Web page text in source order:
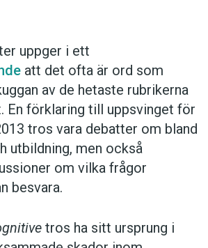
uppger i ett
att det ofta är ord som
av de hetaste rubrikerna
En förklaring till uppsvinget för
tros vara debatter om bland
utbildning, men också
om vilka frågor
besvara.
tros ha sitt ursprung i